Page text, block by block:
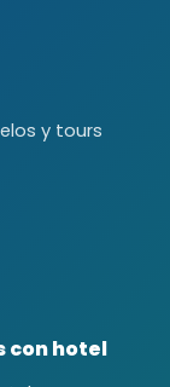
y tours
con hotel